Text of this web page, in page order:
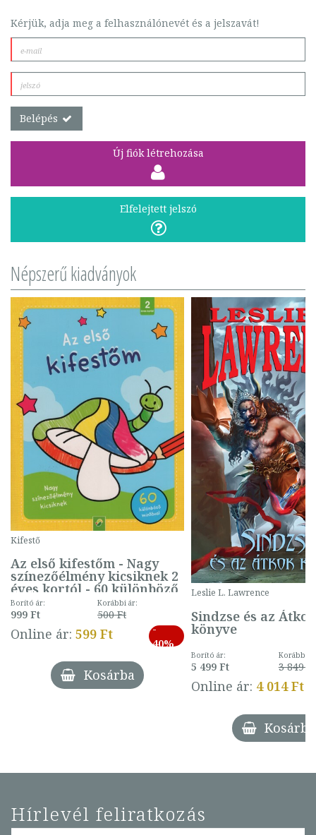
Kérjük, adja meg a felhasználónevét és a jelszavát!
Belépés
Új fiók létrehozása
Elfelejtett jelszó
Népszerű kiadványok
Kifestő
Az első kifestőm - Nagy
színezőélmény kicsiknek 2
éves kortól - 60 különböző
mintával (gombás)
Borító ár:
999 Ft
Korábbi ár:
500 Ft
Online ár: 599 Ft
-
40%
Kosárba
Leslie L. Lawrence
Sindzse és az Átkok
könyve
Borító ár:
5 499 Ft
Korábbi
3 849 Ft
Online ár: 4 014 Ft
Kosárba
Hírlevél feliratkozás